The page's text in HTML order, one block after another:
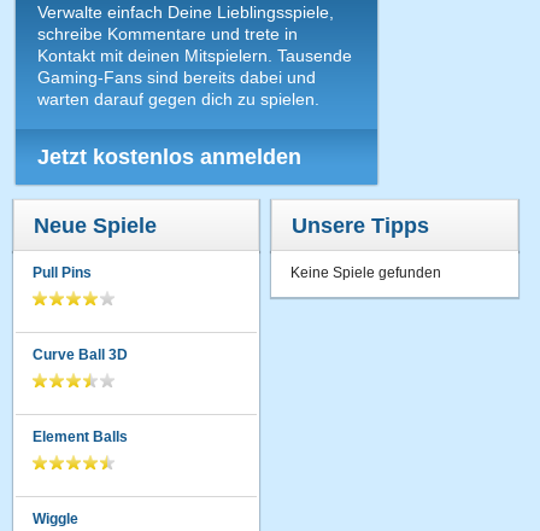
Verwalte einfach Deine Lieblingsspiele,
schreibe Kommentare und trete in
Kontakt mit deinen Mitspielern. Tausende
Gaming-Fans sind bereits dabei und
warten darauf gegen dich zu spielen.
Jetzt kostenlos anmelden
Neue Spiele
Pull Pins
Curve Ball 3D
Element Balls
Wiggle
Unsere Tipps
Keine Spiele gefunden